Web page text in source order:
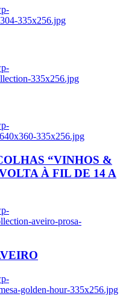
335x256.jpg
335x256.jpg
335x256.jpg
“VINHOS &
À FIL DE 14 A
aveiro-prosa-
golden-hour-335x256.jpg